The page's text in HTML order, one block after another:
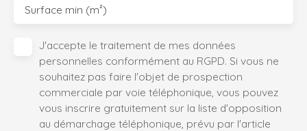
Surface min (m²)
J'accepte le traitement de mes données
personnelles conformément au RGPD. Si vous ne
souhaitez pas faire l'objet de prospection
commerciale par voie téléphonique, vous pouvez
vous inscrire gratuitement sur la liste d'opposition
au démarchage téléphonique, prévu par l'article